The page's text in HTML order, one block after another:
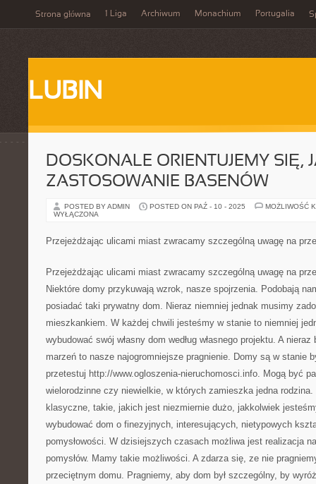
Strona główna 1 Liga Archiwum Monachium Portugalia
LUBIN
DOSKONALE ORIENTUJEMY SIĘ,
ZASTOSOWANIE BASENÓW
POSTED BY ADMIN POSTED ON PAŹ - 10 - 2025
MOŻLIWOŚĆ
WYŁĄCZONA
Przejeżdżając ulicami miast zwracamy szczególną uwagę na
Przejeżdżając ulicami miast zwracamy szczególną uwagę na
Niektóre domy przykuwają wzrok, nasze spojrzenia. Podobają
posiadać taki prywatny dom. Nieraz niemniej jednak musimy
mieszkankiem. W każdej chwili jesteśmy w stanie to niemniej
wybudować swój własny dom według własnego projektu. A
marzeń to nasze najogromniejsze pragnienie. Domy są w stanie
przetestuj http://www.ogloszenia-nieruchomosci.info. Mogą być
wielorodzinne czy niewielkie, w których zamieszka jedna
klasyczne, takie, jakich jest niezmiernie dużo, jakkolwiek
wybudować dom o finezyjnych, interesujących, nietypowych
pomysłowości. W dzisiejszych czasach możliwa jest realizacja
pomysłów. Mamy takie możliwości. A zdarza się, ze nie
przeciętnym domu. Pragniemy, aby dom był szczególny, by